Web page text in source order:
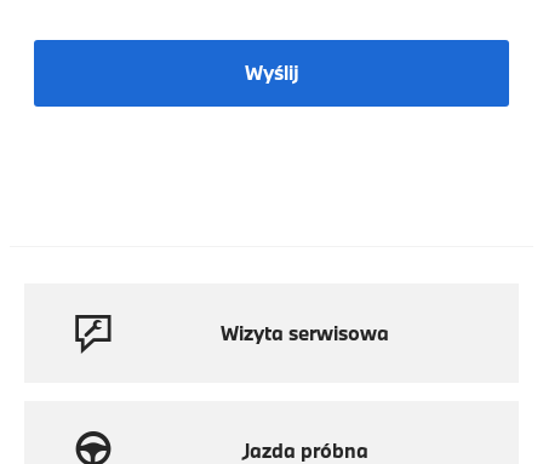
Wyślij
Wizyta serwisowa
Jazda próbna